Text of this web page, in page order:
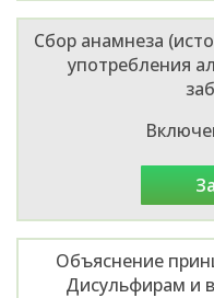
Сбор анамнеза
употребления
Объяснение
Дисульфирам и